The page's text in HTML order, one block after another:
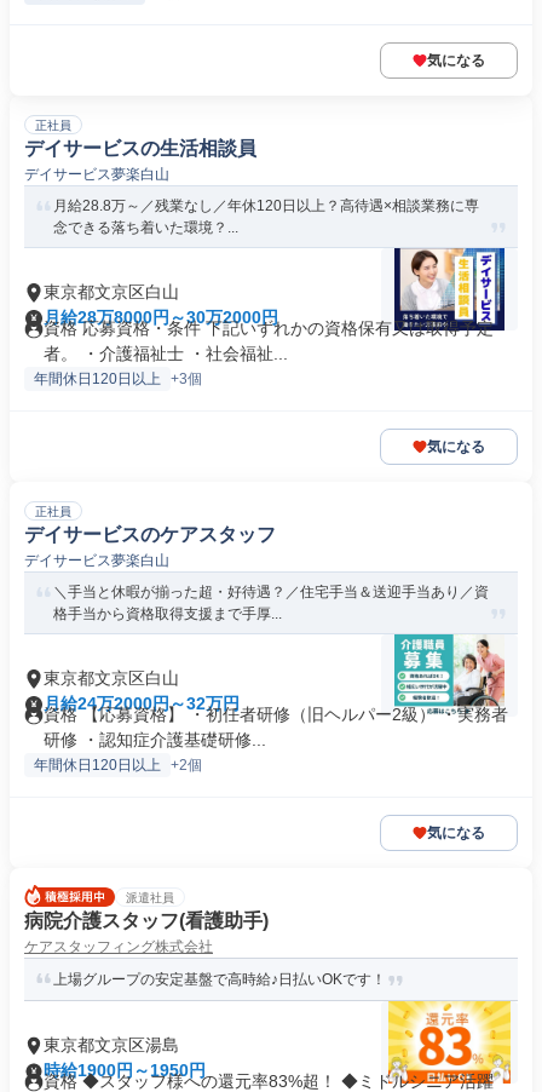
気になる
正社員
デイサービスの生活相談員
デイサービス夢楽白山
月給28.8万～／残業なし／年休120日以上？高待遇×相談業務に専
念できる落ち着いた環境？...
東京都文京区白山
月給28万8000円～30万2000円
資格 応募資格・条件 下記いずれかの資格保有又は取得予定
者。 ・介護福祉士 ・社会福祉...
年間休日120日以上 +3個
気になる
正社員
デイサービスのケアスタッフ
デイサービス夢楽白山
＼手当と休暇が揃った超・好待遇？／住宅手当＆送迎手当あり／資
格手当から資格取得支援まで手厚...
東京都文京区白山
月給24万2000円～32万円
資格 【応募資格】 ・初任者研修（旧ヘルパー2級） ・実務者
研修 ・認知症介護基礎研修...
年間休日120日以上 +2個
気になる
派遣社員
病院介護スタッフ(看護助手)
ケアスタッフィング株式会社
上場グループの安定基盤で高時給♪日払いOKです！
東京都文京区湯島
時給1900円～1950円
資格 ◆スタッフ様への還元率83%超！ ◆ミドルシニア活躍